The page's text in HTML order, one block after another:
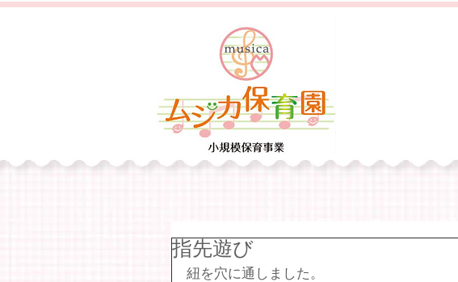
指先遊び
紐を穴に通しました。